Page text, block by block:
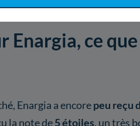
Enargia, ce
Enargia a encorepeu reçu
la note de5 étoiles, un très